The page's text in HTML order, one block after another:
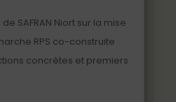
SAFRAN Niort sur la mise
RPS co-construite
concrètes et premiers